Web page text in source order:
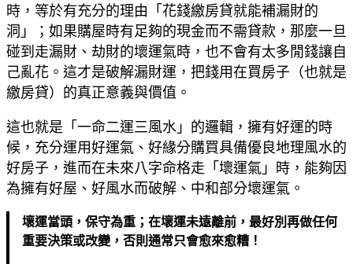
時，等於有充分的理由「花錢繳房貸就能補漏財的
洞」；如果購屋時有足夠的現金而不需貸款，那麼一旦
碰到走漏財、劫財的壞運氣時，也不會有太多閒錢讓自
己亂花。這才是破解漏財運，把錢用在買房子（也就是
繳房貸）的真正意義與價值。
這也就是「一命二運三風水」的邏輯，擁有好運的時
候，充分運用好運氣、好緣分購買具備優良地理風水的
好房子，進而在未來八字命格走「壞運氣」時，能夠因
為擁有好屋、好風水而破解、中和部分壞運氣。
壞運當頭，保守為重；在壞運未遠離前，最好別再做任何
重要決策或改變，否則通常只會愈來愈糟！